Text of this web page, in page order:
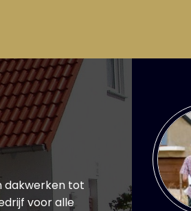
dakwerken tot
voor alle